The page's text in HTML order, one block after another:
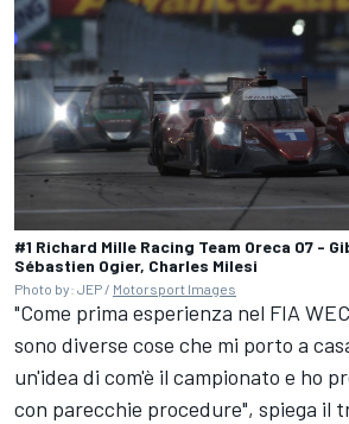
#1 Richard Mille Racing Team Oreca 07 -
Sébastien Ogier, Charles Milesi
Photo by: JEP / Motorsport Images
"Come prima esperienza nel FIA
sono diverse cose che mi porto a
un'idea di com'è il campionato e ho
con parecchie procedure", spiega il